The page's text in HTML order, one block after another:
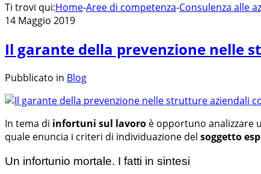
Ti trovi qui:Home-Aree di competenza-Consulenza alle
14 Maggio 2019
Il garante della prevenzione nelle
Pubblicato in Blog
In tema di infortuni sul lavoro è opportuno analizzare
quale enuncia i criteri di individuazione del soggetto
Un infortunio mortale. I fatti in sintesi